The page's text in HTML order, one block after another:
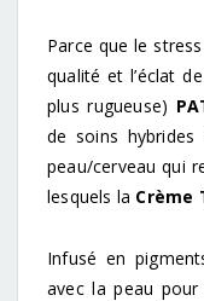
Parce que le
qualité et l’éclat
plus rugueuse)
de soins
peau/cerveau qui
lesquels la Crème
Infusé en
avec la peau